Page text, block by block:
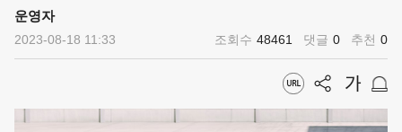
운영자
2023-08-18 11:33 조회수 48461 댓글 0 추천 0